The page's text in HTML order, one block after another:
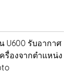
U600 รับอากาศ
รื่องจากตำแหน่ง